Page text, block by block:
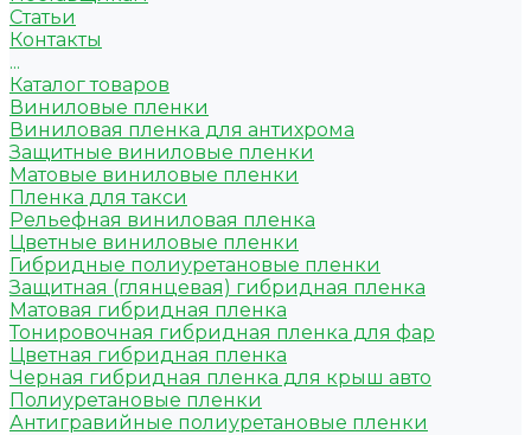
Статьи
Контакты
...
Каталог товаров
Виниловые пленки
Виниловая пленка для антихрома
Защитные виниловые пленки
Матовые виниловые пленки
Пленка для такси
Рельефная виниловая пленка
Цветные виниловые пленки
Гибридные полиуретановые пленки
Защитная (глянцевая) гибридная пленка
Матовая гибридная пленка
Тонировочная гибридная пленка для фар
Цветная гибридная пленка
Черная гибридная пленка для крыш авто
Полиуретановые пленки
Антигравийные полиуретановые пленки